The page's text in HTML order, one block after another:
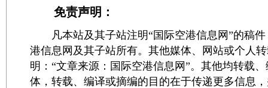
免责声明：
凡本站及其子站注明“国际空港信息网”的稿件
港信息网及其子站所有。其他媒体、网站或个人
明：“文章来源：国际空港信息网”。其他均转载
体，转载、编译或摘编的目的在于传递更多信息